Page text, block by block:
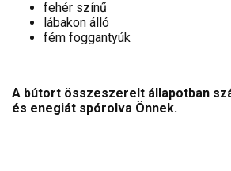
fehér színű
lábakon álló
fém foggantyúk
A bútort összeszerelt állapotban
és enegiát spórolva Önnek.